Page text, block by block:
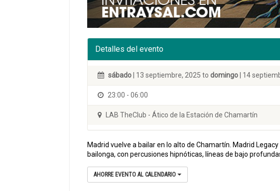
Detalles del evento
sábado| 13 septiembre, 2025 to domingo| 14
23:00 - 06:00
LAB TheClub - Ático de la Estación de Chamartín
Madrid vuelve a bailar en lo alto de Chamartín. Madrid
bailonga, con percusiones hipnóticas, líneas de bajo
AHORRE EVENTO AL CALENDARIO